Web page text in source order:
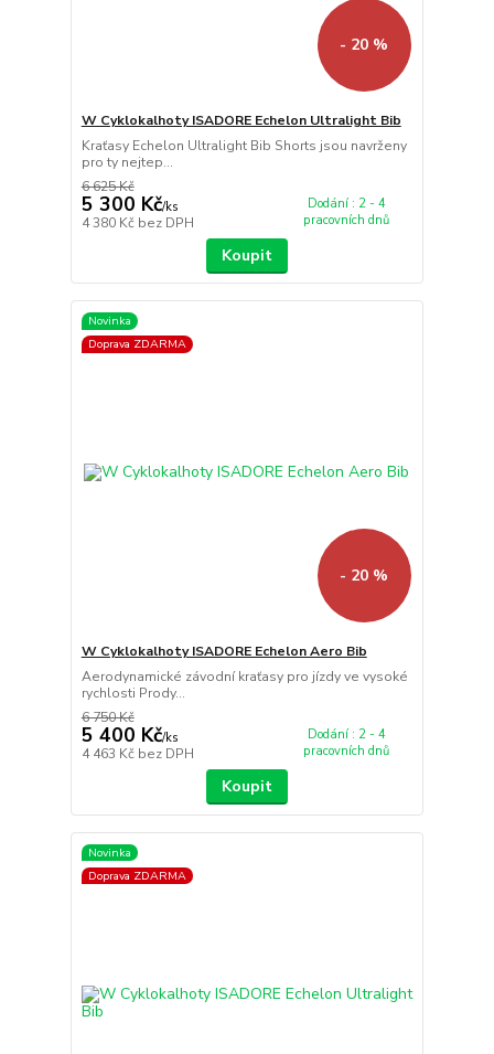
- 20 %
W Cyklokalhoty ISADORE Echelon Ultralight Bib
Kraťasy Echelon Ultralight Bib Shorts jsou navrženy
pro ty nejtep...
6 625 Kč
5 300 Kč/ks
4 380 Kč bez DPH
Dodání : 2 - 4
pracovních dnů
Koupit
Novinka
Doprava ZDARMA
- 20 %
W Cyklokalhoty ISADORE Echelon Aero Bib
Aerodynamické závodní kraťasy pro jízdy ve vysoké
rychlosti Prody...
6 750 Kč
5 400 Kč/ks
4 463 Kč bez DPH
Dodání : 2 - 4
pracovních dnů
Koupit
Novinka
Doprava ZDARMA